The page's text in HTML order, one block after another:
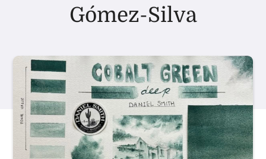
Sự kiện
Blog
Tài nguyên
Gómez-Silva